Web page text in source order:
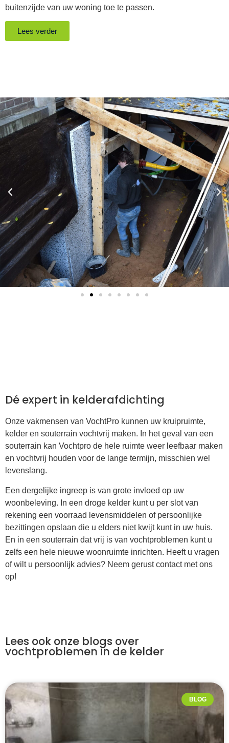
buitenzijde van uw woning toe te passen.
Lees verder
Dé expert in kelderafdichting
Onze vakmensen van VochtPro kunnen uw kruipruimte,
kelder en souterrain vochtvrij maken. In het geval van een
souterrain kan Vochtpro de hele ruimte weer leefbaar maken
en vochtvrij houden voor de lange termijn, misschien wel
levenslang.
Een dergelijke ingreep is van grote invloed op uw
woonbeleving. In een droge kelder kunt u per slot van
rekening een voorraad levensmiddelen of persoonlijke
bezittingen opslaan die u elders niet kwijt kunt in uw huis.
En in een souterrain dat vrij is van vochtproblemen kunt u
zelfs een hele nieuwe woonruimte inrichten. Heeft u vragen
of wilt u persoonlijk advies? Neem gerust contact met ons
op!
Lees ook onze blogs over
vochtproblemen in de kelder
BLOG